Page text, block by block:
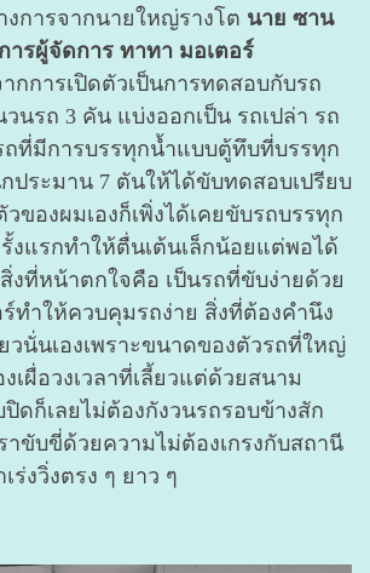
งการจากนายใหญ่รางโต นาย ซาน
ารผู้จัดการ ทาทา มอเตอร์
กการเปิดตัวเป็นการทดสอบกับรถ
วนรถ 3 คัน แบ่งออกเป็น รถเปล่า รถ
ที่มีการบรรทุกน้ำแบบตู้ทึบที่บรรทุก
ประมาน 7 ตันให้ได้ขับทดสอบเปรียบ
ของผมเองก็เพิ่งได้เคยขับรถบรรทุก
งแรกทำให้ตื่นเต้นเล็กน้อยแต่พอได้
งที่หน้าตกใจคือ เป็นรถที่ขับง่ายด้วย
ร์ทำให้ควบคุมรถง่าย สิ่งที่ต้องคำนึง
วนั่นเองเพราะขนาดของตัวรถที่ใหญ่
เผื่อวงเวลาที่เลี้ยวแต่ด้วยสนาม
ดก็เลยไม่ต้องกังวนรถรอบข้างสัก
ราขับขี่ด้วยความไม่ต้องเกรงกับสถานี
ร่งวิ่งตรง ๆ ยาว ๆ